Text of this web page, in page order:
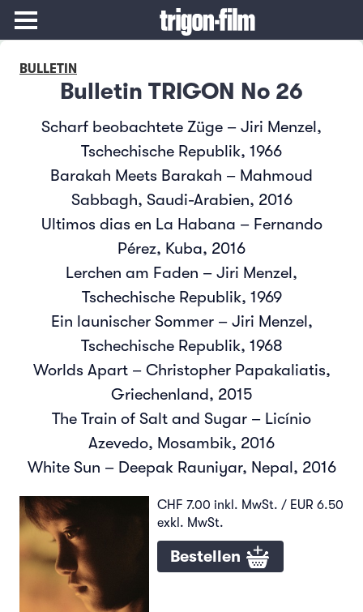
BULLETIN
Bulletin TRIGON No 26
Scharf beobachtete Züge – Jiri Menzel,
Tschechische Republik, 1966
Barakah Meets Barakah – Mahmoud
Sabbagh, Saudi-Arabien, 2016
Ultimos dias en La Habana – Fernando
Pérez, Kuba, 2016
Lerchen am Faden – Jiri Menzel,
Tschechische Republik, 1969
Ein launischer Sommer – Jiri Menzel,
Tschechische Republik, 1968
Worlds Apart – Christopher Papakaliatis,
Griechenland, 2015
The Train of Salt and Sugar – Licínio
Azevedo, Mosambik, 2016
White Sun – Deepak Rauniyar, Nepal, 2016
CHF 7.00 inkl. MwSt. / EUR 6.50
exkl. MwSt.
Bestellen